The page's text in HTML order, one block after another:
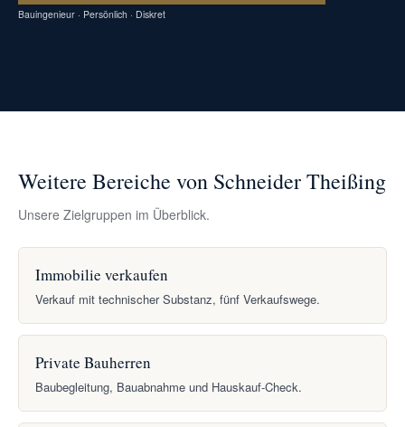
Bauingenieur · Persönlich · Diskret
Weitere Bereiche von Schneider Theißing
Unsere Zielgruppen im Überblick.
Immobilie verkaufen
Verkauf mit technischer Substanz, fünf Verkaufswege.
Private Bauherren
Baubegleitung, Bauabnahme und Hauskauf-Check.